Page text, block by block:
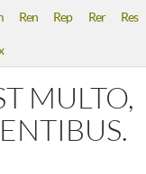
Ren Rep Rer Res
MULTO,